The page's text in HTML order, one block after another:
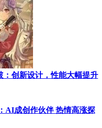
创新设计，性能大幅提升
AI成创作伙伴 热情高涨探